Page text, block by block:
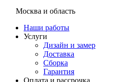
Москва и область
Наши работы
Услуги
Дизайн и замер
Доставка
Сборка
Гарантия
Оплата и рассрочка